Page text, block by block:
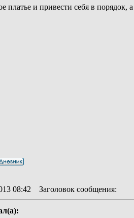
платье и привести себя в порядок,
08:42 Заголовок сообщения: